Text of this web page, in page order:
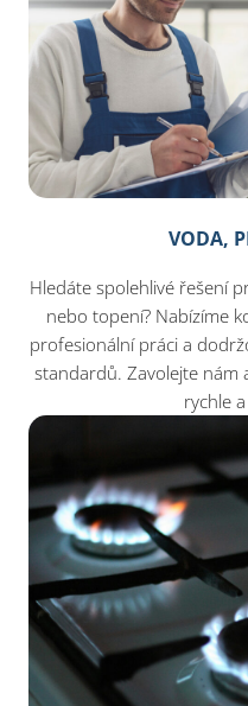
VODA,
Hledáte spolehlivé řešení
nebo topení? Nabízíme
profesionální práci a
standardů. Zavolejte nám
rychle